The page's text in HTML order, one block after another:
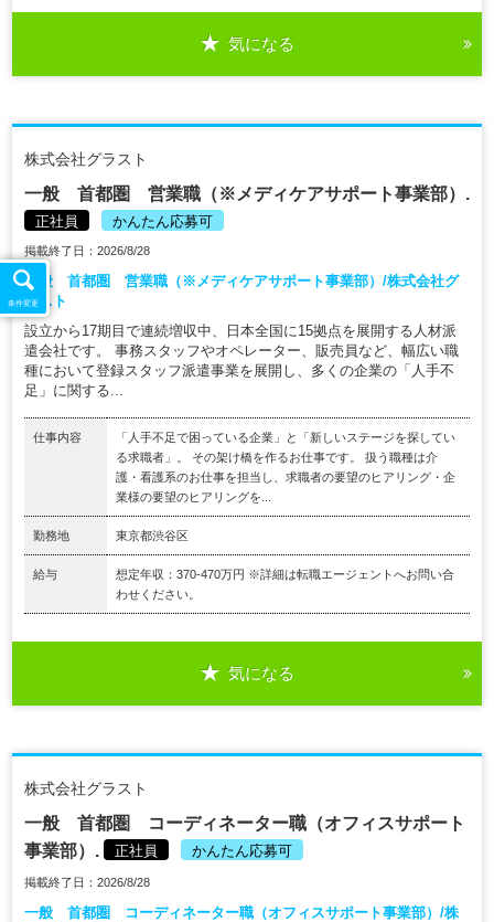
気になる
株式会社グラスト
一般 首都圏 営業職（※メディケアサポート事業部）.
正社員 かんたん応募可
掲載終了日：2026/8/28
一般 首都圏 営業職（※メディケアサポート事業部）/株式会社グ
ラスト
設立から17期目で連続増収中、日本全国に15拠点を展開する人材派
遣会社です。 事務スタッフやオペレーター、販売員など、幅広い職
種において登録スタッフ派遣事業を展開し、多くの企業の「人手不
足」に関する...
仕事内容
「人手不足で困っている企業」と「新しいステージを探してい
る求職者」。 その架け橋を作るお仕事です。 扱う職種は介
護・看護系のお仕事を担当し、求職者の要望のヒアリング・企
業様の要望のヒアリングを...
勤務地 東京都渋谷区
給与
想定年収：370-470万円 ※詳細は転職エージェントへお問い合
わせください。
気になる
株式会社グラスト
一般 首都圏 コーディネーター職（オフィスサポート
事業部）.
正社員 かんたん応募可
掲載終了日：2026/8/28
一般 首都圏 コーディネーター職（オフィスサポート事業部）/株
条件変更